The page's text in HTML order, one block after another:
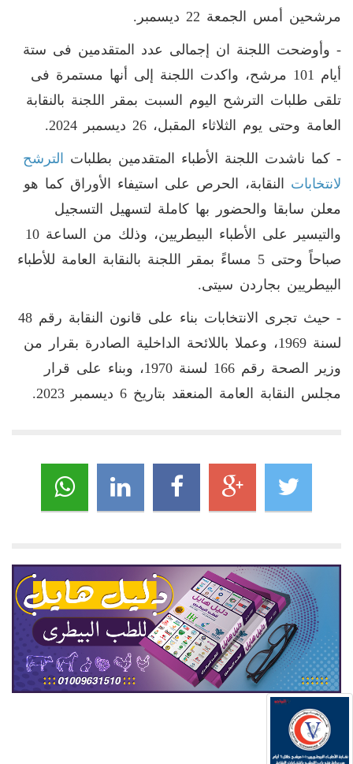
مرشحين أمس الجمعة 22 ديسمبر.
- وأوضحت اللجنة ان إجمالى عدد المتقدمين فى ستة
أيام 101 مرشح، واكدت اللجنة إلى أنها مستمرة فى
تلقى طلبات الترشح اليوم السبت بمقر اللجنة بالنقابة
العامة وحتى يوم الثلاثاء المقبل، 26 ديسمبر 2024.
- كما ناشدت اللجنة الأطباء المتقدمين بطلبات الترشح
لانتخابات النقابة، الحرص على استيفاء الأوراق كما هو
معلن سابقا والحضور بها كاملة لتسهيل التسجيل
والتيسير على الأطباء البيطريين، وذلك من الساعة 10
صباحاً وحتى 5 مساءً بمقر اللجنة بالنقابة العامة للأطباء
البيطريين بجاردن سيتى.
- حيث تجرى الانتخابات بناء على قانون النقابة رقم 48
لسنة 1969، وعملا باللائحة الداخلية الصادرة بقرار من
وزير الصحة رقم 166 لسنة 1970، وبناء على قرار
مجلس النقابة العامة المنعقد بتاريخ 6 ديسمبر 2023.